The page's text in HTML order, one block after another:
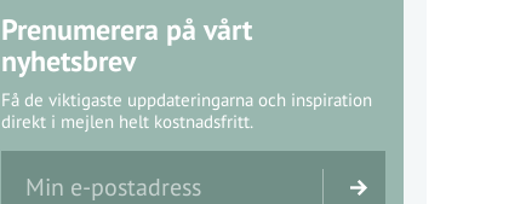
Prenumerera på vårt
nyhetsbrev
Få de viktigaste uppdateringarna och inspiration
direkt i mejlen helt kostnadsfritt.